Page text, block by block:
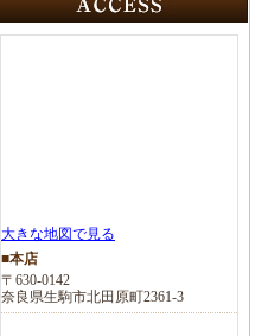
大きな地図で見る
■本店
〒630-0142
奈良県生駒市北田原町2361-3